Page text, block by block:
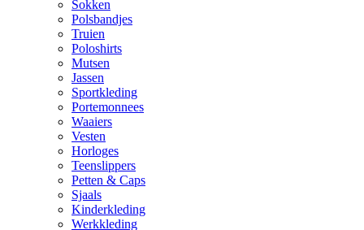
Sokken
Polsbandjes
Truien
Poloshirts
Mutsen
Jassen
Sportkleding
Portemonnees
Waaiers
Vesten
Horloges
Teenslippers
Petten & Caps
Sjaals
Kinderkleding
Werkkleding